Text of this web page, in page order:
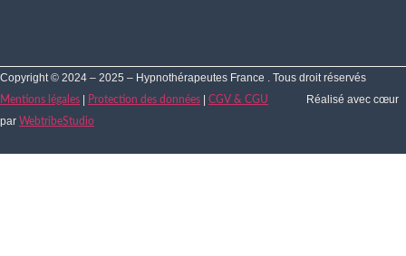
Copyright © 2024 – 2025 – Hypnothérapeutes France . Tous droit réservés
Mentions légales Protection des données CGV & CGU
Réalisé avec cœur
par WebtribeStudio